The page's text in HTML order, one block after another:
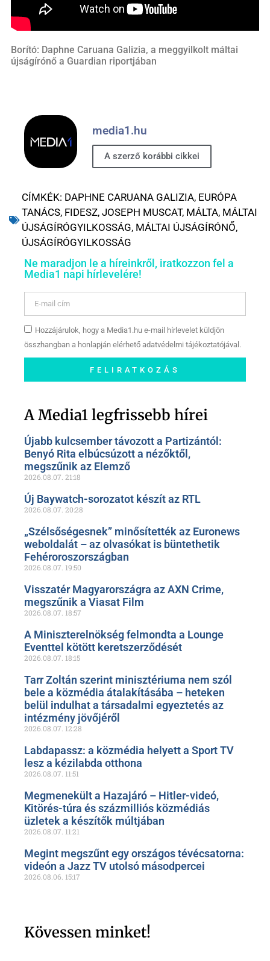
Borító: Daphne Caruana Galizia, a meggyilkolt máltai
újságírónő a Guardian riportjában
media1.hu
A szerző korábbi cikkei
CÍMKÉK: DAPHNE CARUANA GALIZIA, EURÓPA
TANÁCS, FIDESZ, JOSEPH MUSCAT, MÁLTA, MÁLTAI
ÚJSÁGÍRÓGYILKOSSÁG, MÁLTAI ÚJSÁGÍRÓNŐ,
ÚJSÁGÍRÓGYILKOSSÁG
Ne maradjon le a híreinkről, iratkozzon fel a
Media1 napi hírlevelére!
Hozzájárulok, hogy a Media1.hu e-mail hírlevelet küldjön
összhangban a honlapján elérhető adatvédelmi tájékoztatójával.
FELIRATKOZÁS
oldalunkon!
A Media1 legfrissebb hírei
Újabb kulcsember távozott a Partizántól:
Benyó Rita elbúcsúzott a nézőktől,
megszűnik az Elemző
2026.08.07. 21:18
Új Baywatch-sorozatot készít az RTL
2026.08.07. 20:28
„Szélsőségesnek” minősítették az Euronews
weboldalát – az olvasókat is büntethetik
Fehéroroszországban
2026.08.07. 19:50
Visszatér Magyarországra az AXN Crime,
megszűnik a Viasat Film
2026.08.07. 18:57
A Miniszterelnökség felmondta a Lounge
Eventtel kötött keretszerződését
2026.08.07. 18:15
Tarr Zoltán szerint minisztériuma nem szól
bele a közmédia átalakításába – heteken
belül indulhat a társadalmi egyeztetés az
intézmény jövőjéről
2026.08.07. 12:28
Labdapassz: a közmédia helyett a Sport TV
lesz a kézilabda otthona
2026.08.07. 11:51
Megmenekült a Hazajáró – Hitler-videó,
Kitörés-túra és százmilliós közmédiás
üzletek a készítők múltjában
2026.08.07. 11:21
Megint megszűnt egy országos tévécsatorna:
videón a Jazz TV utolsó másodpercei
2026.08.06. 15:17
Kövessen minket!